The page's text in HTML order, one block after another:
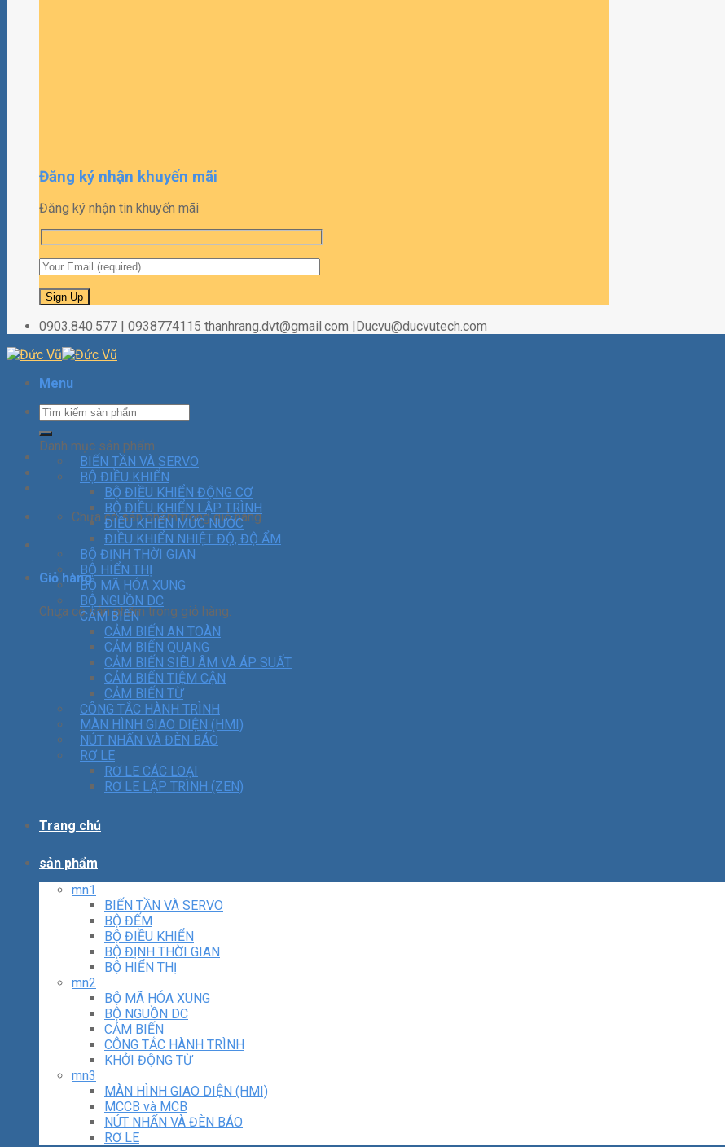
Đăng ký nhận khuyến mãi
Đăng ký nhận tin khuyến mãi
0903.840.577 | 0938774115 thanhrang.dvt@gmail.com |Ducvu@ducvutech.com
Menu
Chưa có sản phẩm trong giỏ hàng.
Giỏ hàng
Chưa có sản phẩm trong giỏ hàng.
Danh mục sản phẩm
BIẾN TẦN VÀ SERVO
BỘ ĐIỀU KHIỂN
BỘ ĐIỀU KHIỂN ĐỘNG CƠ
BỘ ĐIỀU KHIỂN LẬP TRÌNH
ĐIỀU KHIỂN MỨC NƯỚC
ĐIỀU KHIỂN NHIỆT ĐỘ, ĐỘ ẨM
BỘ ĐỊNH THỜI GIAN
BỘ HIỂN THỊ
BỘ MÃ HÓA XUNG
BỘ NGUỒN DC
CẢM BIẾN
CẢM BIẾN AN TOÀN
CẢM BIẾN QUANG
CẢM BIẾN SIÊU ÂM VÀ ÁP SUẤT
CẢM BIẾN TIỆM CẬN
CẢM BIẾN TỪ
CÔNG TẮC HÀNH TRÌNH
MÀN HÌNH GIAO DIỆN (HMI)
NÚT NHẤN VÀ ĐÈN BÁO
RƠ LE
RƠ LE CÁC LOẠI
RƠ LE LẬP TRÌNH (ZEN)
Trang chủ
sản phẩm
mn1
BIẾN TẦN VÀ SERVO
BỘ ĐẾM
BỘ ĐIỀU KHIỂN
BỘ ĐỊNH THỜI GIAN
BỘ HIỂN THỊ
mn2
BỘ MÃ HÓA XUNG
BỘ NGUỒN DC
CẢM BIẾN
CÔNG TẮC HÀNH TRÌNH
KHỞI ĐỘNG TỪ
mn3
MÀN HÌNH GIAO DIỆN (HMI)
MCCB và MCB
NÚT NHẤN VÀ ĐÈN BÁO
RƠ LE